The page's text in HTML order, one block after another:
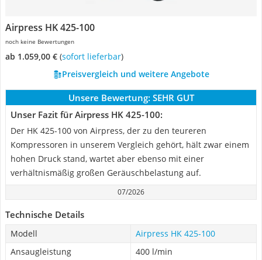
Airpress HK 425-100
noch keine Bewertungen
ab 1.059,00 € ( Sofort lieferbar)
Preisvergleich und weitere Angebote
Unsere Bewertung: SEHR GUT
Unser Fazit für Airpress HK 425-100:
Der HK 425-100 von Airpress, der zu den teureren
Kompressoren in unserem Vergleich gehört, hält zwar einem
hohen Druck stand, wartet aber ebenso mit einer
verhältnismäßig großen Geräuschbelastung auf.
07/2026
Technische Details
Modell
Airpress HK 425-100
Ansaugleistung
400 l/min